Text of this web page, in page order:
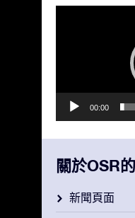
00:00
關於OSR
新聞頁面